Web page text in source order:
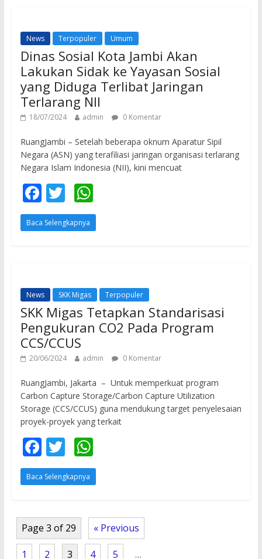
o
k
p
p
News Terpopuler Umum
Dinas Sosial Kota Jambi Akan
Lakukan Sidak ke Yayasan Sosial
yang Diduga Terlibat Jaringan
Terlarang NII
18/07/2024 admin 0 Komentar
RuangJambi – Setelah beberapa oknum Aparatur Sipil
Negara (ASN) yang terafiliasi jaringan organisasi terlarang
Negara Islam Indonesia (NII), kini mencuat
F
ac
e
o
k
T
w
itt
W
h
at
p
p
Baca Selengkapnya
News SKK Migas Terpopuler
SKK Migas Tetapkan Standarisasi
Pengukuran CO2 Pada Program
CCS/CCUS
20/06/2024 admin 0 Komentar
RuangJambi, Jakarta – Untuk memperkuat program
Carbon Capture Storage/Carbon Capture Utilization
Storage (CCS/CCUS) guna mendukung target penyelesaian
proyek-proyek yang terkait
F
ac
e
o
o
T
w
itt
W
h
at
A
p
Baca Selengkapnya
Page 3 of 29 « Previous
1 2 3 4 5 …